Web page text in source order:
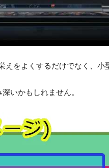
をよくするだけでなく、小
いかもしれません。